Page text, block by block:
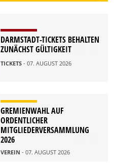
DARMSTADT-TICKETS BEHALTEN
ZUNÄCHST GÜLTIGKEIT
TICKETS - 07. AUGUST 2026
GREMIENWAHL AUF
ORDENTLICHER
MITGLIEDERVERSAMMLUNG
2026
VEREIN - 07. AUGUST 2026